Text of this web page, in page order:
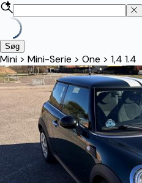
Søg
Mini > Mini-Serie > One > 1,4 1.4